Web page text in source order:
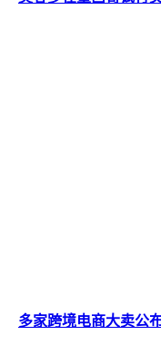
多家跨境电商大卖公